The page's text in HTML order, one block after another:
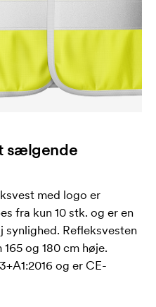
sælgende
med logo er
fra kun 10 stk. og er en
synlighed. Refleksvesten
og 180 cm høje.
og er CE-